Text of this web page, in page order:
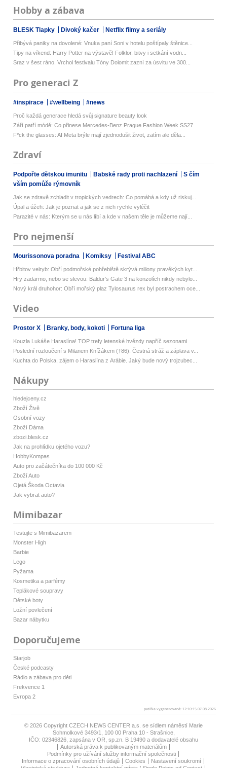
Hobby a zábava
BLESK Tlapky Divoký kačer Netflix filmy a seriály
Přibývá paniky na dovolené: Vnuka paní Soni v hotelu poštípaly štěnice...
Tipy na víkend: Harry Potter na výstavě! Folklor, bitvy i setkání vodn...
Sraz v šest ráno. Vrchol festivalu Tóny Dolomit zazní za úsvitu ve 300...
Pro generaci Z
#inspirace #wellbeing #news
Proč každá generace hledá svůj signature beauty look
Září patří módě: Co přinese Mercedes-Benz Prague Fashion Week SS27
F*ck the glasses: AI Meta brýle mají zjednodušit život, zatím ale děla...
Zdraví
Podpořte dětskou imunitu Babské rady proti nachlazení
S čím
vším pomůže rýmovník
Jak se zdravě zchladit v tropických vedrech: Co pomáhá a kdy už riskuj...
Úpal a úžeh: Jak je poznat a jak se z nich rychle vyléčit
Parazité v nás: Kterým se u nás líbí a kde v našem těle je můžeme nají...
Pro nejmenší
Mourissonova poradna Komiksy Festival ABC
Hřbitov velryb: Obří podmořské pohřebiště skrývá miliony pravěkých kyt...
Hry zadarmo, nebo se slevou: Baldur's Gate 3 na konzolích nikdy nebylo...
Nový král druhohor: Obří mořský plaz Tylosaurus rex byl postrachem oce...
Video
Prostor X Branky, body, kokoti Fortuna liga
Kouzla Lukáše Haraslína! TOP trefy letenské hvězdy napříč sezonami
Poslední rozloučení s Milanem Knížákem (†86): Čestná stráž a záplava v...
Kuchta do Polska, zájem o Haraslína z Arábie. Jaký bude nový trojzubec...
Nákupy
hledejceny.cz
Zboží Živě
Osobní vozy
Zboží Dáma
zbozi.blesk.cz
Jak na prohlídku ojetého vozu?
HobbyKompas
Auto pro začátečníka do 100 000 Kč
Zboží Auto
Ojetá Škoda Octavia
Jak vybrat auto?
Mimibazar
Testujte s Mimibazarem
Monster High
Barbie
Lego
Pyžama
Kosmetika a parfémy
Teplákové soupravy
Dětské boty
Ložní povlečení
Bazar nábytku
Doporučujeme
Starjob
České podcasty
Rádio a zábava pro děti
Frekvence 1
Evropa 2
patička vygenerovaná: 12:10:15 07.08.2026
© 2026 Copyright CZECH NEWS CENTER a.s. se sídlem náměstí Marie
Schmolkové 3493/1, 100 00 Praha 10 - Strašnice,
IČO: 02346826, zapsána v OR, sp.zn. B 19490 a dodavatelé obsahu
Autorská práva k publikovaným materiálům
Podmínky pro užívání služby informační společnosti
Informace o zpracování osobních údajů
Cookies
Nastavení soukromí